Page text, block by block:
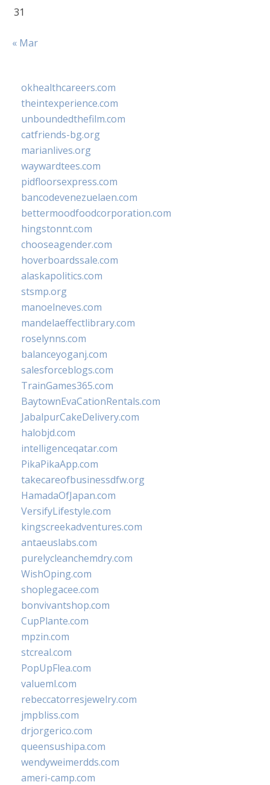
31
« Mar
okhealthcareers.com
theintexperience.com
unboundedthefilm.com
catfriends-bg.org
marianlives.org
waywardtees.com
pidfloorsexpress.com
bancodevenezuelaen.com
bettermoodfoodcorporation.com
hingstonnt.com
chooseagender.com
hoverboardssale.com
alaskapolitics.com
stsmp.org
manoelneves.com
mandelaeffectlibrary.com
roselynns.com
balanceyoganj.com
salesforceblogs.com
TrainGames365.com
BaytownEvaCationRentals.com
JabalpurCakeDelivery.com
halobjd.com
intelligenceqatar.com
PikaPikaApp.com
takecareofbusinessdfw.org
HamadaOfJapan.com
VersifyLifestyle.com
kingscreekadventures.com
antaeuslabs.com
purelycleanchemdry.com
WishOping.com
shoplegacee.com
bonvivantshop.com
CupPlante.com
mpzin.com
stcreal.com
PopUpFlea.com
valueml.com
rebeccatorresjewelry.com
jmpbliss.com
drjorgerico.com
queensushipa.com
wendyweimerdds.com
ameri-camp.com